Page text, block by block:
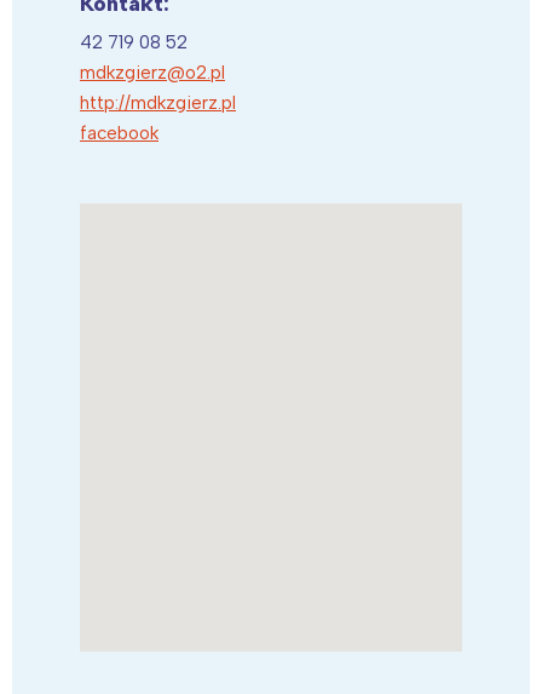
42 719 08 52
mdkzgierz@o2.pl
http://mdkzgierz.pl
facebook